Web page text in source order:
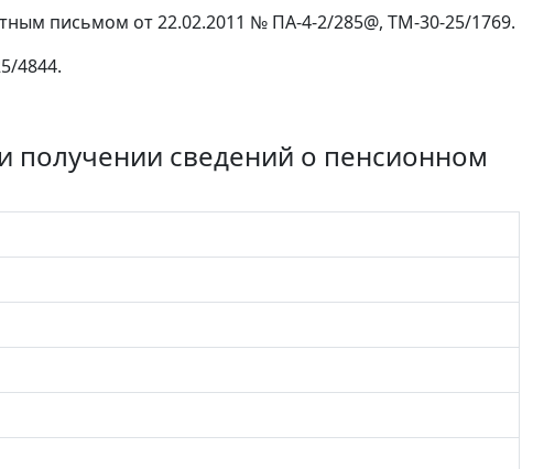
письмом от 22.02.2011 № ПА-4-2/285@, TM-30-25/1769.
4844.
получении сведений о пенсионном